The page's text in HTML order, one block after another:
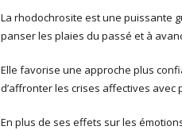
La rhodochrosite est une puissante
panser les plaies du passé et à
Elle favorise une approche plus
d’affronter les crises affectives avec
En plus de ses effets sur les